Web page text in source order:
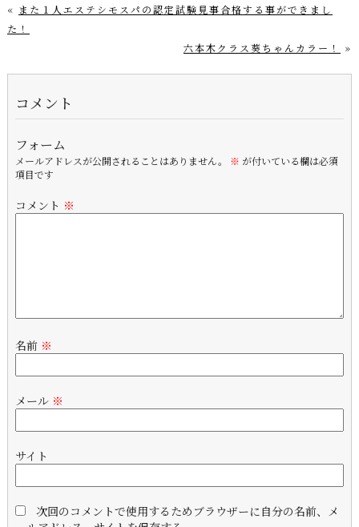
« また１人エステシモスパの認定試験見事合格する事ができまし
た！
六本木クラス葵ちゃんカラー！
»
コメント
フォーム
メールアドレスが公開されることはありません。 ※ が付いている欄は必須
項目です
コメント ※
名前 ※
メール ※
サイト
次回のコメントで使用するためブラウザーに自分の名前、メ